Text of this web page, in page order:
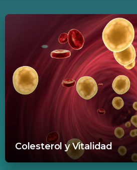
Colesterol y Vitalidad